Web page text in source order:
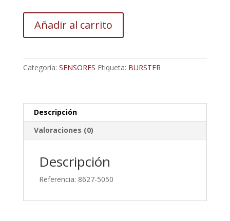
Sensor,
Medición
500
Nm
Añadir al carrito
Categoría: SENSORES Etiqueta: BURSTER
Descripción
Valoraciones (0)
Descripción
Referencia: 8627-5050